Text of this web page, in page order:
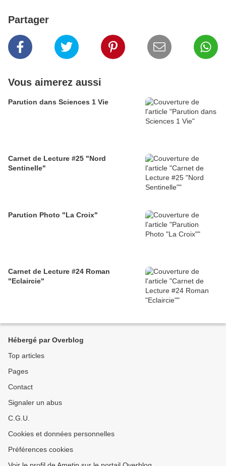
Partager
Vous aimerez aussi
Parution dans Sciences 1 Vie
Carnet de Lecture #25 "Nord
Sentinelle"
Parution Photo "La Croix"
Carnet de Lecture #24 Roman
"Eclaircie"
Hébergé par Overblog
Top articles
Pages
Contact
Signaler un abus
C.G.U.
Cookies et données personnelles
Préférences cookies